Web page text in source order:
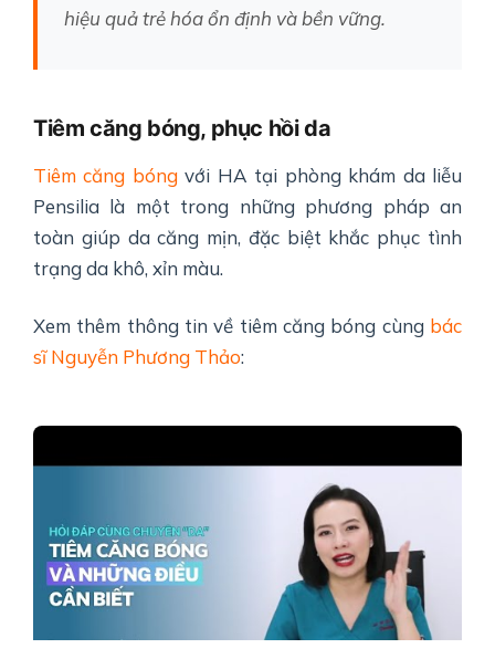
hiệu quả trẻ hóa ổn định và bền vững.
Tiêm căng bóng, phục hồi da
Tiêm căng bóngvới HA tại phòng khám da liễu
Pensilia là một trong những phương pháp an
toàn giúp da căng mịn, đặc biệt khắc phục tình
trạng da khô, xỉn màu.
Xem thêm thông tin về tiêm căng bóng cùng bác
sĩ Nguyễn Phương Thảo: